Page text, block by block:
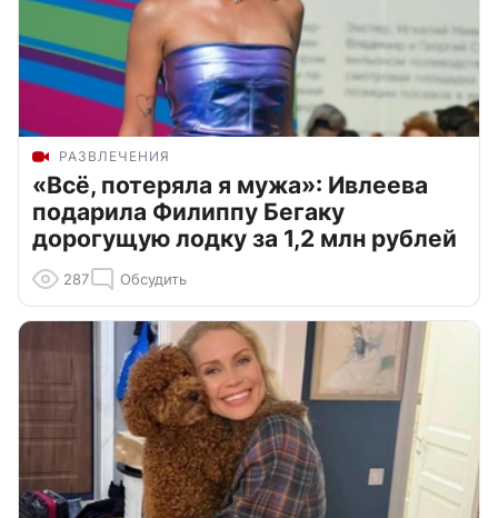
РАЗВЛЕЧЕНИЯ
«Всё, потеряла я мужа»: Ивлеева
подарила Филиппу Бегаку
дорогущую лодку за 1,2 млн рублей
287 Обсудить